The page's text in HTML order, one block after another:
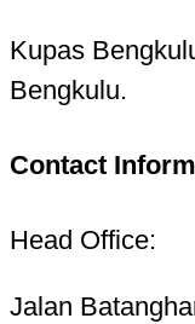
Kupas
Bengkulu.
Contact
Head Office:
Jalan